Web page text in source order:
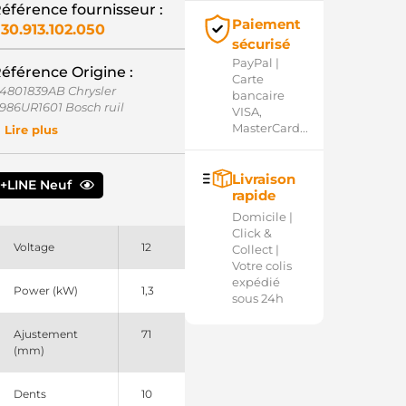
fournisseur :
Origine :
Chrysler
Bosch ruil
EuroTec
Lester
Elstock
Denso
+line
PSH
Lucas
Lire plus
+LINE Neuf
Voltage 12
Power (kW) 1,3
Ajustement
(mm)
71
Dents 10
Paiement
sécurisé
PayPal |
Carte
bancaire
VISA,
MasterCard...
Livraison
rapide
Domicile |
Click &
Collect |
Votre colis
expédié
sous 24h